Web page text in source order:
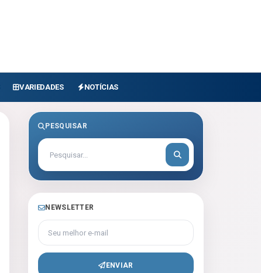
VARIEDADES NOTÍCIAS
PESQUISAR
NEWSLETTER
Seu melhor e-mail
ENVIAR